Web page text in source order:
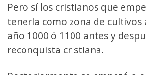
Pero sí los cristianos que
tenerla como zona de cultivos
año 1000 ó 1100 antes y
reconquista cristiana.